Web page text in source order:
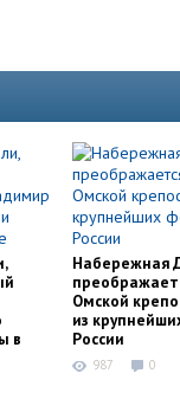
в
Набережная
Омской
из
России
987 0